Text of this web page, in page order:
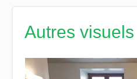
Autres visuels